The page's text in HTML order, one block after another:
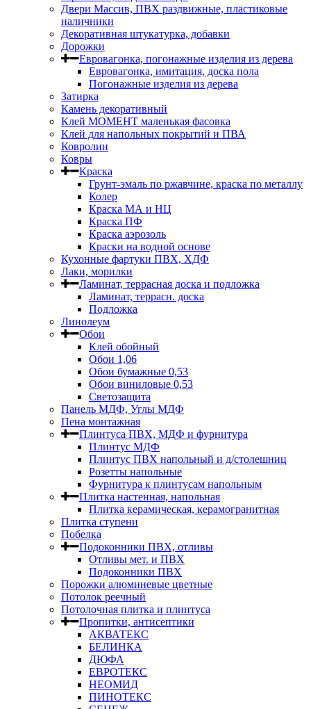
Двери Массив, ПВХ раздвижные, пластиковые
наличники
Декоративная штукатурка, добавки
Дорожки
Евровагонка, погонажные изделия из дерева
Евровагонка, имитация, доска пола
Погонажные изделия из дерева
Затирка
Камень декоративный
Клей МОМЕНТ маленькая фасовка
Клей для напольных покрытий и ПВА
Ковролин
Ковры
Краска
Грунт-эмаль по ржавчине, краска по металлу
Колер
Краска МА и НЦ
Краска ПФ
Краска аэрозоль
Краски на водной основе
Кухонные фартуки ПВХ, ХДФ
Лаки, морилки
Ламинат, террасная доска и подложка
Ламинат, террасн. доска
Подложка
Линолеум
Обои
Клей обойный
Обои 1,06
Обои бумажные 0,53
Обои виниловые 0,53
Светозащита
Панель МДФ, Углы МДФ
Пена монтажная
Плинтуса ПВХ, МДФ и фурнитура
Плинтус МДФ
Плинтус ПВХ напольный и д/столешниц
Розетты напольные
Фурнитура к плинтусам напольным
Плитка настенная, напольная
Плитка керамическая, керамогранитная
Плитка ступени
Побелка
Подоконники ПВХ, отливы
Отливы мет. и ПВХ
Подоконники ПВХ
Порожки алюминевые цветные
Потолок реечный
Потолочная плитка и плинтуса
Пропитки, антисептики
АКВАТЕКС
БЕЛИНКА
ДЮФА
ЕВРОТЕКС
НЕОМИД
ПИНОТЕКС